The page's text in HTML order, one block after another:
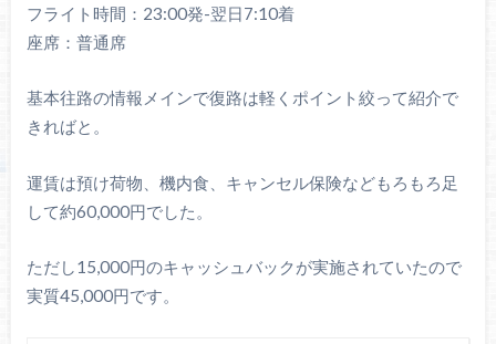
フライト時間：23:00発-翌日7:10着
座席：普通席
基本往路の情報メインで復路は軽くポイント絞って紹介で
きればと。
運賃は預け荷物、機内食、キャンセル保険などもろもろ足
して約60,000円でした。
ただし15,000円のキャッシュバックが実施されていたので
実質45,000円です。